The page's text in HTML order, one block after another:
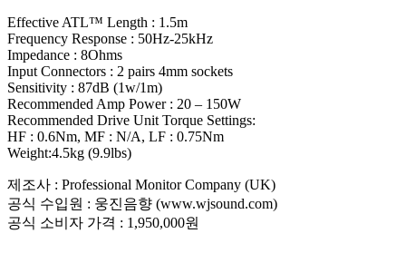
Effective ATL™ Length : 1.5m
Frequency Response : 50Hz-25kHz
Impedance : 8Ohms
Input Connectors : 2 pairs 4mm sockets
Sensitivity : 87dB (1w/1m)
Recommended Amp Power : 20 – 150W
Recommended Drive Unit Torque Settings:
HF : 0.6Nm, MF : N/A, LF : 0.75Nm
Weight:4.5kg (9.9lbs)
제조사 : Professional Monitor Company (UK)
공식 수입원 : 웅진음향 (www.wjsound.com)
공식 소비자 가격 : 1,950,000원